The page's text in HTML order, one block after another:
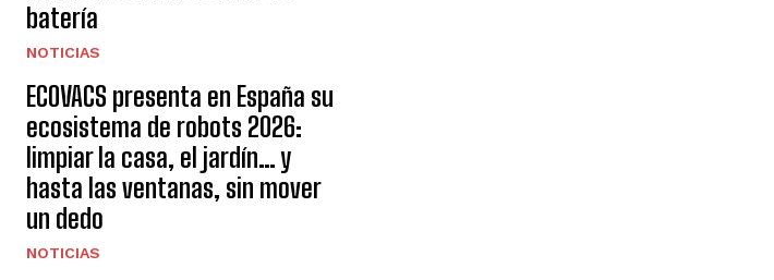
batería
NOTICIAS
ECOVACS presenta en España su
ecosistema de robots 2026:
limpiar la casa, el jardín… y
hasta las ventanas, sin mover
un dedo
NOTICIAS